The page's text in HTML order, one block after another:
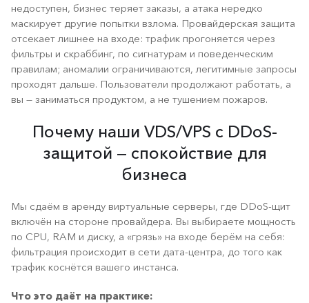
недоступен, бизнес теряет заказы, а атака нередко
маскирует другие попытки взлома. Провайдерская защита
отсекает лишнее на входе: трафик прогоняется через
фильтры и скраббинг, по сигнатурам и поведенческим
правилам; аномалии ограничиваются, легитимные запросы
проходят дальше. Пользователи продолжают работать, а
вы — заниматься продуктом, а не тушением пожаров.
Почему наши VDS/VPS с DDoS-
защитой — спокойствие для
бизнеса
Мы сдаём в аренду виртуальные серверы, где DDoS-щит
включён на стороне провайдера. Вы выбираете мощность
по CPU, RAM и диску, а «грязь» на входе берём на себя:
фильтрация происходит в сети дата-центра, до того как
трафик коснётся вашего инстанса.
Что это даёт на практике: